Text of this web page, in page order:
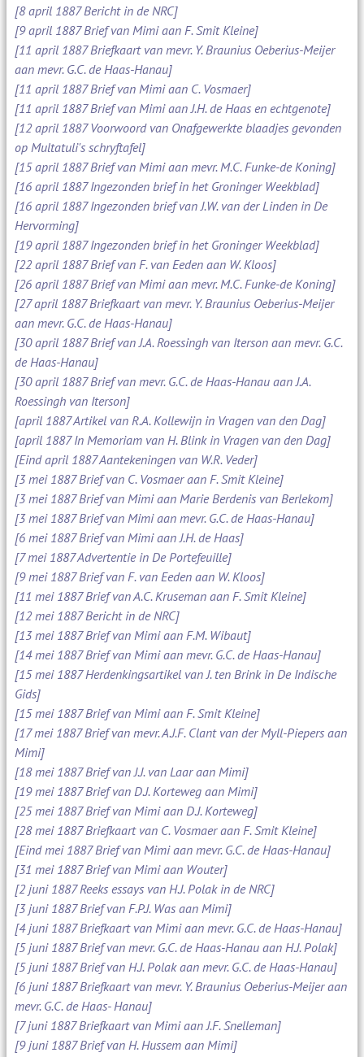
[8 april 1887 Bericht in de NRC]
[9 april 1887 Brief van Mimi aan F. Smit Kleine]
[11 april 1887 Briefkaart van mevr. Y. Braunius Oeberius-Meijer
aan mevr. G.C. de Haas-Hanau]
[11 april 1887 Brief van Mimi aan C. Vosmaer]
[11 april 1887 Brief van Mimi aan J.H. de Haas en echtgenote]
[12 april 1887 Voorwoord van Onafgewerkte blaadjes gevonden
op Multatuli's schryftafel]
[15 april 1887 Brief van Mimi aan mevr. M.C. Funke-de Koning]
[16 april 1887 Ingezonden brief in het Groninger Weekblad]
[16 april 1887 Ingezonden brief van J.W. van der Linden in De
Hervorming]
[19 april 1887 Ingezonden brief in het Groninger Weekblad]
[22 april 1887 Brief van F. van Eeden aan W. Kloos]
[26 april 1887 Brief van Mimi aan mevr. M.C. Funke-de Koning]
[27 april 1887 Briefkaart van mevr. Y. Braunius Oeberius-Meijer
aan mevr. G.C. de Haas-Hanau]
[30 april 1887 Brief van J.A. Roessingh van Iterson aan mevr. G.C.
de Haas-Hanau]
[30 april 1887 Brief van mevr. G.C. de Haas-Hanau aan J.A.
Roessingh van Iterson]
[april 1887 Artikel van R.A. Kollewijn in Vragen van den Dag]
[april 1887 In Memoriam van H. Blink in Vragen van den Dag]
[Eind april 1887 Aantekeningen van W.R. Veder]
[3 mei 1887 Brief van C. Vosmaer aan F. Smit Kleine]
[3 mei 1887 Brief van Mimi aan Marie Berdenis van Berlekom]
[3 mei 1887 Brief van Mimi aan mevr. G.C. de Haas-Hanau]
[6 mei 1887 Brief van Mimi aan J.H. de Haas]
[7 mei 1887 Advertentie in De Portefeuille]
[9 mei 1887 Brief van F. van Eeden aan W. Kloos]
[11 mei 1887 Brief van A.C. Kruseman aan F. Smit Kleine]
[12 mei 1887 Bericht in de NRC]
[13 mei 1887 Brief van Mimi aan F.M. Wibaut]
[14 mei 1887 Brief van Mimi aan mevr. G.C. de Haas-Hanau]
[15 mei 1887 Herdenkingsartikel van J. ten Brink in De Indische
Gids]
[15 mei 1887 Brief van Mimi aan F. Smit Kleine]
[17 mei 1887 Brief van mevr. A.J.F. Clant van der Myll-Piepers aan
Mimi]
[18 mei 1887 Brief van J.J. van Laar aan Mimi]
[19 mei 1887 Brief van D.J. Korteweg aan Mimi]
[25 mei 1887 Brief van Mimi aan D.J. Korteweg]
[28 mei 1887 Briefkaart van C. Vosmaer aan F. Smit Kleine]
[Eind mei 1887 Brief van Mimi aan mevr. G.C. de Haas-Hanau]
[31 mei 1887 Brief van Mimi aan Wouter]
[2 juni 1887 Reeks essays van H.J. Polak in de NRC]
[3 juni 1887 Brief van F.P.J. Was aan Mimi]
[4 juni 1887 Briefkaart van Mimi aan mevr. G.C. de Haas-Hanau]
[5 juni 1887 Brief van mevr. G.C. de Haas-Hanau aan H.J. Polak]
[5 juni 1887 Brief van H.J. Polak aan mevr. G.C. de Haas-Hanau]
[6 juni 1887 Briefkaart van mevr. Y. Braunius Oeberius-Meijer aan
mevr. G.C. de Haas- Hanau]
[7 juni 1887 Briefkaart van Mimi aan J.F. Snelleman]
[9 juni 1887 Brief van H. Hussem aan Mimi]